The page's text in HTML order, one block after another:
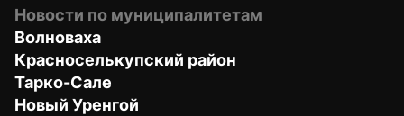
Новости по муниципалитетам
Волноваха
Красноселькупский район
Тарко-Сале
Новый Уренгой